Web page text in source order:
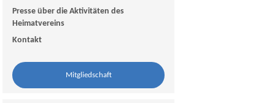
Presse über die Aktivitäten des
Heimatvereins
Kontakt
Mitgliedschaft